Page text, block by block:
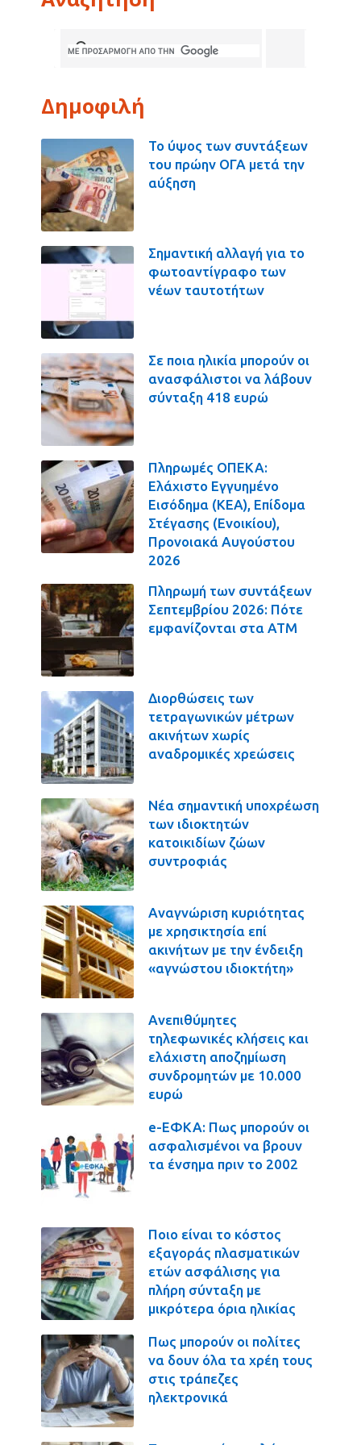
Δημοφιλή
Το ύψος των συντάξεων
του πρώην ΟΓΑ μετά την
αύξηση
Σημαντική αλλαγή για το
φωτοαντίγραφο των
νέων ταυτοτήτων
Σε ποια ηλικία μπορούν οι
ανασφάλιστοι να λάβουν
σύνταξη 418 ευρώ
Πληρωμές ΟΠΕΚΑ:
Ελάχιστο Εγγυημένο
Εισόδημα (ΚΕΑ), Επίδομα
Στέγασης (Ενοικίου),
Προνοιακά Αυγούστου
2026
Πληρωμή των συντάξεων
Σεπτεμβρίου 2026: Πότε
εμφανίζονται στα ΑΤΜ
Διορθώσεις των
τετραγωνικών μέτρων
ακινήτων χωρίς
αναδρομικές χρεώσεις
Νέα σημαντική υποχρέωση
των ιδιοκτητών
κατοικιδίων ζώων
συντροφιάς
Αναγνώριση κυριότητας
με χρησικτησία επί
ακινήτων με την ένδειξη
«αγνώστου ιδιοκτήτη»
Ανεπιθύμητες
τηλεφωνικές κλήσεις και
ελάχιστη αποζημίωση
συνδρομητών με 10.000
ευρώ
e-ΕΦΚΑ: Πως μπορούν οι
ασφαλισμένοι να βρουν
τα ένσημα πριν το 2002
Ποιο είναι το κόστος
εξαγοράς πλασματικών
ετών ασφάλισης για
πλήρη σύνταξη με
μικρότερα όρια ηλικίας
Πως μπορούν οι πολίτες
να δουν όλα τα χρέη τους
στις τράπεζες
ηλεκτρονικά